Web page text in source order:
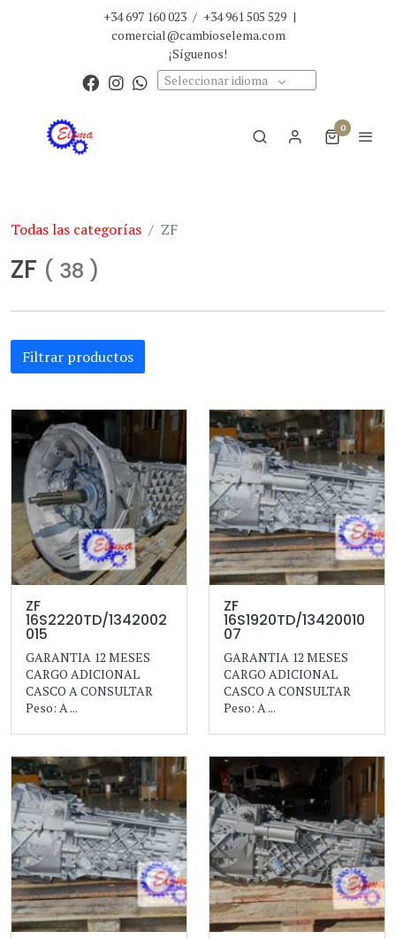
+34 697 160 023 / +34 961 505 529 |
comercial@cambioselema.com
¡Síguenos!
Seleccionar idioma
0
Todas las categorías ZF
ZF ( 38 )
Filtrar productos
ZF
16S2220TD/1342002
015
GARANTIA 12 MESES
CARGO ADICIONAL
CASCO A CONSULTAR
Peso: A ...
ZF
16S1920TD/13420010
07
GARANTIA 12 MESES
CARGO ADICIONAL
CASCO A CONSULTAR
Peso: A ...